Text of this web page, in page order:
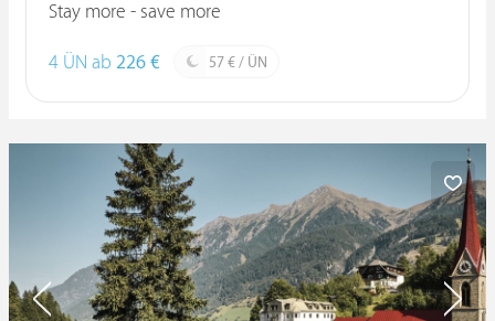
Stay more - save more
4 ÜN ab 226 € 57 € / ÜN